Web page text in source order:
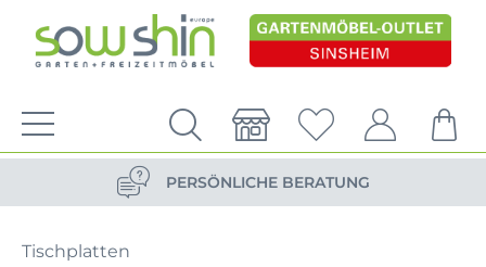
VERSANDKOSTENFREIE LIEFERUNG
PERSÖNLICHE BERATUNG
Tischplatten